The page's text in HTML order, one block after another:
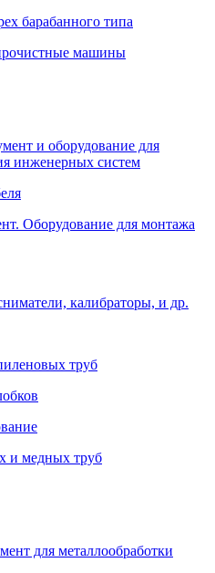
барабанного типа
машины
и оборудование для
инженерных систем
Оборудование для монтажа
калибраторы, и др.
труб
и медных труб
для металлообработки